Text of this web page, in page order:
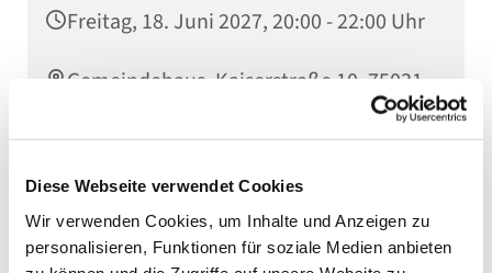
Diese Webseite verwendet Cookies
Wir verwenden Cookies, um Inhalte und Anzeigen zu
personalisieren, Funktionen für soziale Medien anbieten
Freitag, 18. Juni 2027, 20:00 - 22:00 Uhr
Gemeindehaus, Kaiserstraße 10, 75031
Probe Posaunenchor